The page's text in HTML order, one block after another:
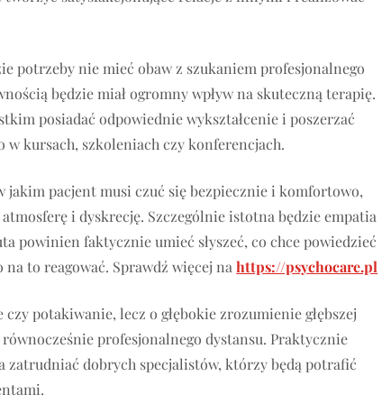
potrzeby nie mieć obaw z szukaniem profesjonalnego
będzie miał ogromny wpływ na skuteczną terapię.
posiadać odpowiednie wykształcenie i poszerzać
w kursach, szkoleniach czy konferencjach.
jakim pacjent musi czuć się bezpiecznie i komfortowo,
i dyskrecję. Szczególnie istotna będzie empatia
powinien faktycznie umieć słyszeć, co chce powiedzieć
to reagować. Sprawdź więcej nahttps://psychocare.pl
potakiwanie, lecz o głębokie zrozumienie głębszej
profesjonalnego dystansu. Praktycznie
zatrudniać dobrych specjalistów, którzy będą potrafić